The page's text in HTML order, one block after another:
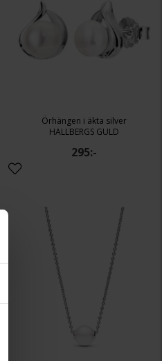
Örhängen i äkta silver
HALLBERGS GULD
295:-